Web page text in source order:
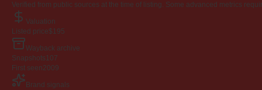
Verified from public sources at the time of listing. Some advanced metrics
Valuation
Listed price$195
Wayback archive
Snapshots 107
First seen2009
Brand signals